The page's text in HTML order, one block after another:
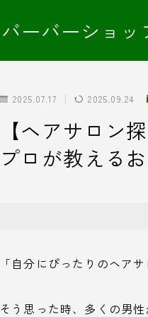
バーバーショッ
2025.07.17 2025.09.24
【ヘアサロン
プロが教える
「自分にぴったりのヘア
そう思った時、多くの男